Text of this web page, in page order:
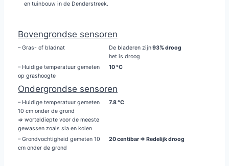
en tuinbouw in de Denderstreek.
Bovengrondse sensoren
– Gras- of bladnat De bladeren zijn93% droog
het is droog
– Huidige temperatuur gemeten
op grashoogte
10 °C
Ondergrondse sensoren
– Huidige temperatuur gemeten
10 cm onder de grond
=> worteldiepte voor de meeste
gewassen zoals sla en kolen
7.8 °C
– Grondvochtigheid gemeten 10
cm onder de grond
20 centibar => Redelijk droog